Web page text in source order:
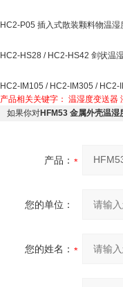
HC2-P05 插入式散装颗料物温湿
HC2-HS28 / HC2-HS42 剑状温
HC2-IM105 / HC2-IM305 /
产品相关关键字： 温湿度变送器
如果你对HFM53 金属外壳温湿
产品：
您的单位：
您的姓名：